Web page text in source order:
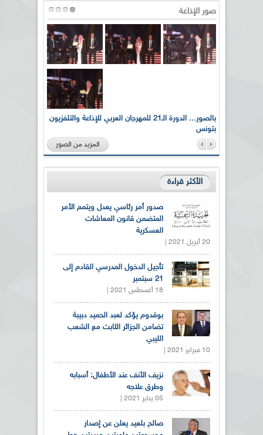
صور الإذاعة
بالصور... الدورة الـ21 للمهرجان العربي للإذاعة والتلفزيون
بتونس
المزيد من الصور
الأكثر قراءة
صدور أمر رئاسي يعدل ويتمم الأمر
المتضمن قانون المعاشات
العسكرية
20 أبريل 2021 |
تأجيل الدخول المدرسي القادم إلى
21 سبتمبر
18 أغسطس 2021 |
بوقدوم يؤكد لعبد الحميد دبيبة
تضامن الجزائر الثابت مع الشعب
الليبي
10 فبراير 2021 |
نزيف الأنف عند الأطفال: أسبابه
وطرق علاجه
05 يناير 2021 |
صالح بلعيد يعلن عن إصدار